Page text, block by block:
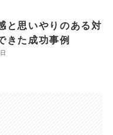
と思いやりのある対
きた成功事例